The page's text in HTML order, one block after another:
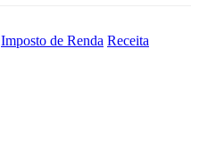
Imposto de Renda Receita